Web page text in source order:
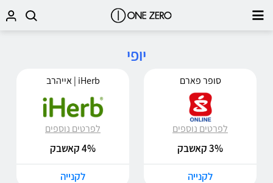
יופי
סופר פארם
לפרטים נוספים
3% קאשבק
לקנייה
iHerb | אייהרב
לפרטים נוספים
4% קאשבק
לקנייה